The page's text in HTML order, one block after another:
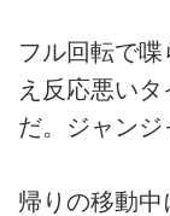
フル回転で
え反応悪い
だ。ジャンジ
帰りの移動